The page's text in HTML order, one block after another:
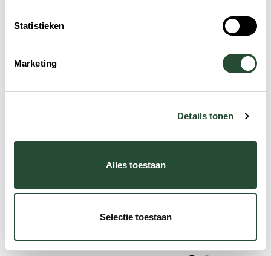
Statistieken
Marketing
Details tonen
Alles toestaan
Selectie toestaan